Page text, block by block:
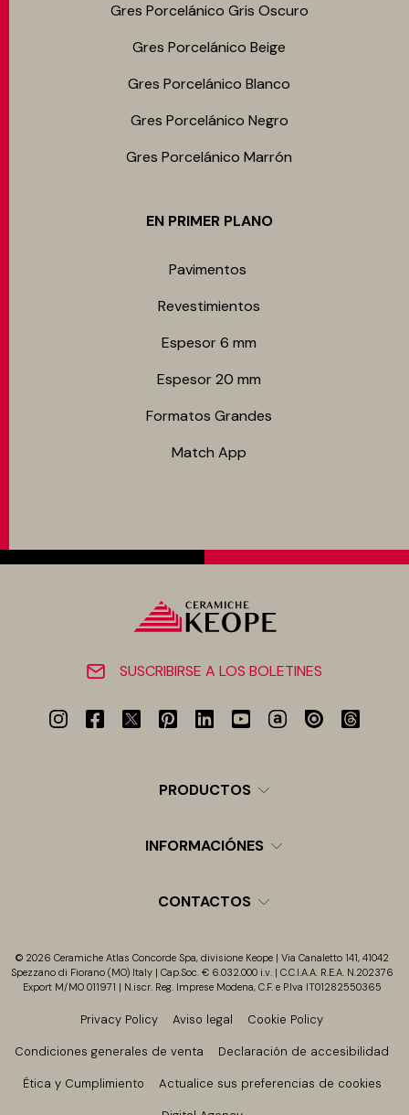
Gres Porcelánico Gris Oscuro
Gres Porcelánico Beige
Gres Porcelánico Blanco
Gres Porcelánico Negro
Gres Porcelánico Marrón
EN PRIMER PLANO
Pavimentos
Revestimientos
Espesor 6 mm
Espesor 20 mm
Formatos Grandes
Match App
SUSCRIBIRSE A LOS BOLETINES
PRODUCTOS
INFORMACIÓNES
CONTACTOS
© 2026 Ceramiche Atlas Concorde Spa, divisione Keope | Via Canaletto 141, 41042
Spezzano di Fiorano (MO) Italy | Cap.Soc. € 6.032.000 i.v. | C.C.I.A.A. R.E.A. N.202376
Export M/MO 011971 | N.iscr. Reg. Imprese Modena, C.F. e P.Iva IT01282550365
Privacy Policy Aviso legal Cookie Policy
Condiciones generales de venta Declaración de accesibilidad
Ética y Cumplimiento Actualice sus preferencias de cookies